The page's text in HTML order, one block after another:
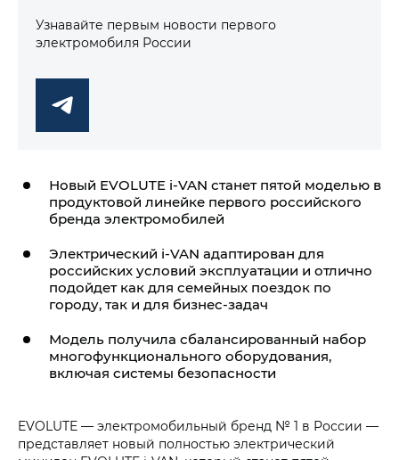
Узнавайте первым новости первого
электромобиля России
Новый EVOLUTE i‑VAN станет пятой моделью в
продуктовой линейке первого российского
бренда электромобилей
Электрический i‑VAN адаптирован для
российских условий эксплуатации и отлично
подойдет как для семейных поездок по
городу, так и для бизнес-задач
Модель получила сбалансированный набор
многофункционального оборудования,
включая системы безопасности
EVOLUTE — электромобильный бренд № 1 в России —
представляет новый полностью электрический